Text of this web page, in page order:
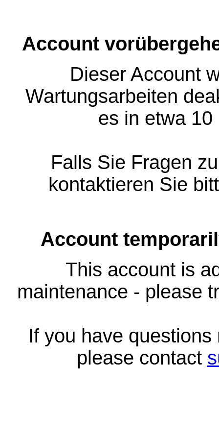
Account
Dieser Account
Wartungsarbeiten
es in etwa
Falls Sie Fragen
kontaktieren Sie
Account
This account is
maintenance - please
If you have
please contact